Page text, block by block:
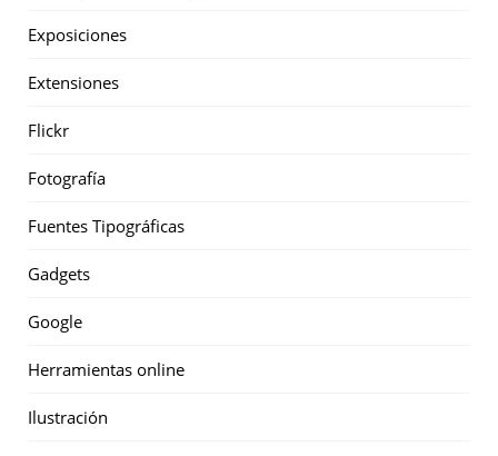
Exposiciones
Extensiones
Flickr
Fotografía
Fuentes Tipográficas
Gadgets
Google
Herramientas online
Ilustración